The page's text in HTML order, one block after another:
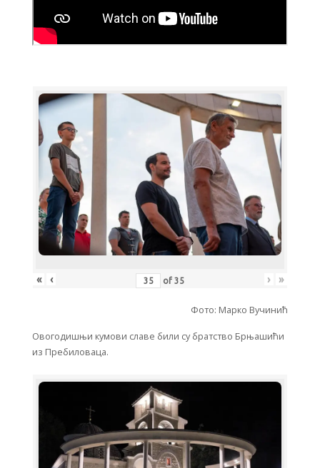
« ‹ of 35 › »
Фото: Марко Вучинић
Овогодишњи кумови славе били су братство Брњашићи
из Пребиловаца.